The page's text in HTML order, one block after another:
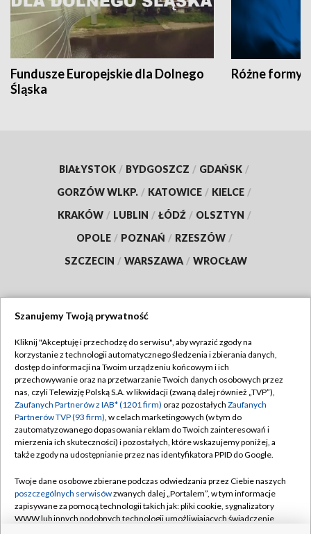
Fundusze Europejskie dla Dolnego
Śląska
Różne formy
BIAŁYSTOK / BYDGOSZCZ / GDAŃSK /
GORZÓW WLKP. / KATOWICE / KIELCE /
KRAKÓW / LUBLIN / ŁÓDŹ / OLSZTYN /
OPOLE / POZNAŃ / RZESZÓW /
SZCZECIN / WARSZAWA / WROCŁAW
TVP
Abonament TVP
Emisja w TVP
Centrum informacji TVP
Naziemna Telewizja Cyfrowa
Rada Programowa
System NOS
Regulamin TVP
Polityka prywatności
Moje zgody
Pomoc
Kontakt
Szanujemy Twoją prywatność
Kliknij "Akceptuję i przechodzę do serwisu", aby wyrazić zgody na
korzystanie z technologii automatycznego śledzenia i zbierania danych,
dostęp do informacji na Twoim urządzeniu końcowym i ich
przechowywanie oraz na przetwarzanie Twoich danych osobowych przez
nas, czyli Telewizję Polską S.A. w likwidacji (zwaną dalej również „TVP”),
Zaufanych Partnerów z IAB* (1201 firm) oraz pozostałych Zaufanych
Partnerów TVP (93 firm), w celach marketingowych (w tym do
zautomatyzowanego dopasowania reklam do Twoich zainteresowań i
mierzenia ich skuteczności) i pozostałych, które wskazujemy poniżej, a
także zgody na udostępnianie przez nas identyfikatora PPID do Google.
Twoje dane osobowe zbierane podczas odwiedzania przez Ciebie naszych
poszczególnych serwisówzwanych dalej „Portalem”, w tym informacje
zapisywane za pomocą technologii takich jak: pliki cookie, sygnalizatory
WWW lub innych podobnych technologii umożliwiających świadczenie